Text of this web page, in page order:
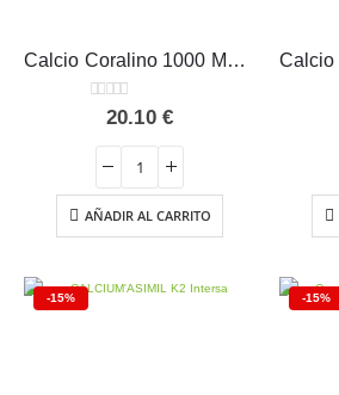
Calcio Coralino 1000 MG Estado Puro 60 cápsulas
out of 5
20.10 €
AÑADIR AL CARRITO
-15% -15%